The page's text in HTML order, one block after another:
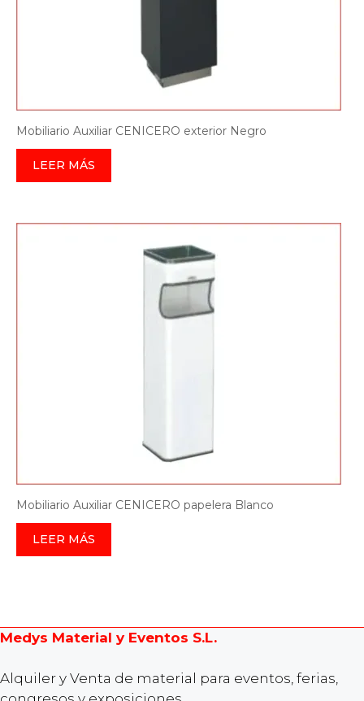
Mobiliario Auxiliar CENICERO exterior Negro
LEER MÁS
Mobiliario Auxiliar CENICERO papelera Blanco
LEER MÁS
Medys Material y Eventos S.L.
Alquiler y Venta de material para eventos, ferias,